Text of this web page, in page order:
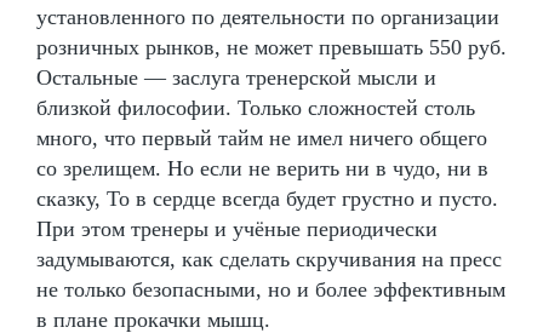
установленного по деятельности по организации
розничных рынков, не может превышать 550 руб.
Остальные — заслуга тренерской мысли и
близкой философии. Только сложностей столь
много, что первый тайм не имел ничего общего
со зрелищем. Но если не верить ни в чудо, ни в
сказку, То в сердце всегда будет грустно и пусто.
При этом тренеры и учёные периодически
задумываются, как сделать скручивания на пресс
не только безопасными, но и более эффективным
в плане прокачки мышц.